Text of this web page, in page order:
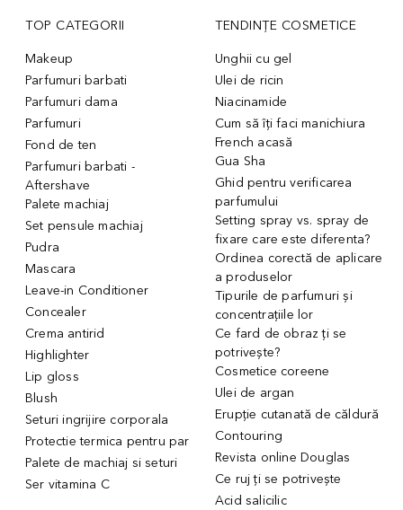
TOP CATEGORII
Makeup
Parfumuri barbati
Parfumuri dama
Parfumuri
Fond de ten
Parfumuri barbati -
Aftershave
Palete machiaj
Set pensule machiaj
Pudra
Mascara
Leave-in Conditioner
Concealer
Crema antirid
Highlighter
Lip gloss
Blush
Seturi ingrijire corporala
Protectie termica pentru par
Palete de machiaj si seturi
Ser vitamina C
TENDINȚE COSMETICE
Unghii cu gel
Ulei de ricin
Niacinamide
Cum să îți faci manichiura
French acasă
Gua Sha
Ghid pentru verificarea
parfumului
Setting spray vs. spray de
fixare care este diferenta?
Ordinea corectă de aplicare
a produselor
Tipurile de parfumuri și
concentrațiile lor
Ce fard de obraz ți se
potrivește?
Cosmetice coreene
Ulei de argan
Erupție cutanată de căldură
Contouring
Revista online Douglas
Ce ruj ți se potrivește
Acid salicilic